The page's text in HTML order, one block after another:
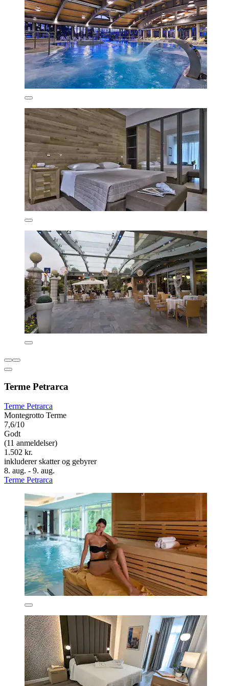
Terme Petrarca
Terme Petrarca
Montegrotto Terme
7,6/10
Godt
(11 anmeldelser)
1.502 kr.
inkluderer skatter og gebyrer
8. aug. - 9. aug.
Terme Petrarca